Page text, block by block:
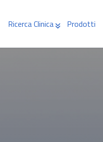
Ricerca Clinica Prodotti